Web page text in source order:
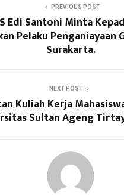
PREVIOUS POST
Edi Santoni Minta
Pelaku Penganiayaan
Surakarta.
NEXT POST
Kuliah Kerja
Sultan Ageng